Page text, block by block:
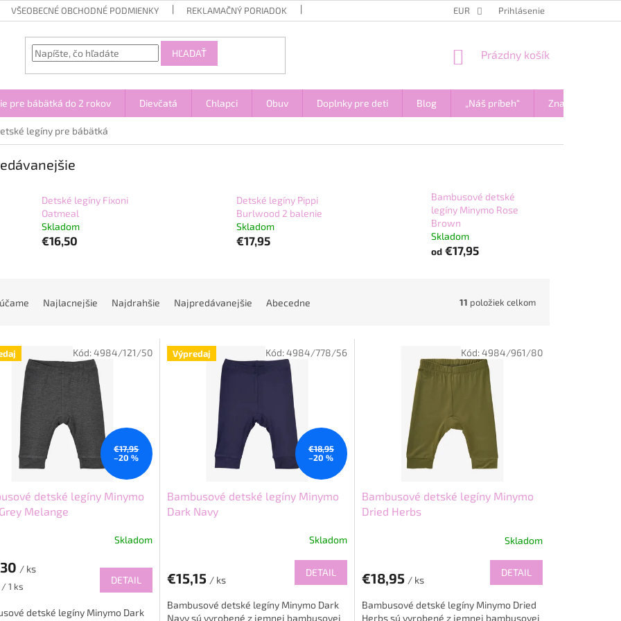
VŠEOBECNÉ OBCHODNÉ PODMIENKY REKLAMAČNÝ PORIADOK OCHRANA OSOBNÝCH ÚDAJOV A POUČENIE O COOKIES
EUR Prihlásenie
HĽADAŤ
NÁKUPNÝ
Prázdny košík
pre bábätká do 2 rokov Dievčatá Chlapci Obuv Doplnky pre deti Blog „Náš príbeh“ Značky
legíny pre bábätká
Detské legíny Fixoni
Oatmeal
Skladom
€16,50
Detské legíny Pippi
Burlwood 2 balenie
Skladom
€17,95
Bambusové detské
legíny Minymo Rose
Brown
Skladom
od€17,95
Najlacnejšie Najdrahšie Najpredávanejšie Abecedne 11 položiek celkom
€17,95
–20 %
detské legíny Minymo
Melange
Skladom
/ ks
1 ks
DETAIL
detské legíny Minymo Dark
Kód:4984/121/50 Výpredaj
€18,95
–20 %
Bambusové detské legíny Minymo
Dark Navy
Skladom
€15,15 / ks
DETAIL
Bambusové detské legíny Minymo Dark
Navy sú vyrobené z jemnej bambusovej
Kód:4984/778/56
Bambusové detské legíny Minymo
Dried Herbs
Skladom
€18,95 / ks
DETAIL
Bambusové detské legíny Minymo Dried
Herbs sú vyrobené z jemnej bambusovej
Kód:4984/961/80